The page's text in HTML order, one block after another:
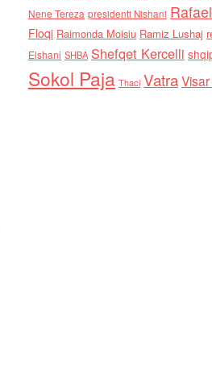
Nene Tereza presidenti Nishani
Floqi Raimonda Moisiu Ramiz Lushaj
Elshani SHBA Shefqet Kercelli
Sokol Paja Thaci Vatra